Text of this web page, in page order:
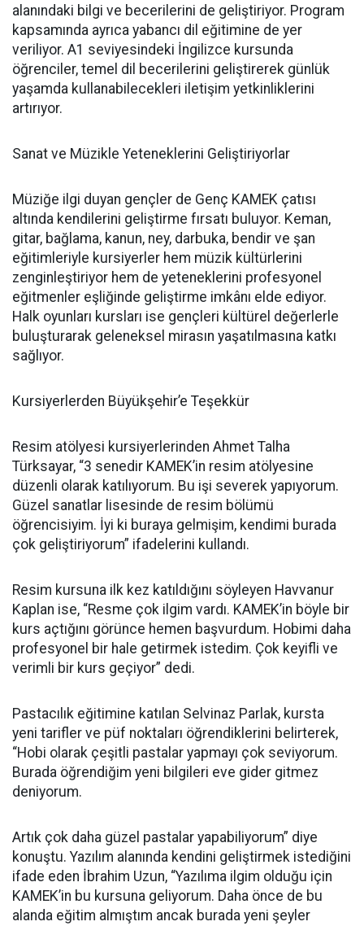
alanındaki bilgi ve becerilerini de geliştiriyor. Program
kapsamında ayrıca yabancı dil eğitimine de yer
veriliyor. A1 seviyesindeki İngilizce kursunda
öğrenciler, temel dil becerilerini geliştirerek günlük
yaşamda kullanabilecekleri iletişim yetkinliklerini
artırıyor.
Sanat ve Müzikle Yeteneklerini Geliştiriyorlar
Müziğe ilgi duyan gençler de Genç KAMEK çatısı
altında kendilerini geliştirme fırsatı buluyor. Keman,
gitar, bağlama, kanun, ney, darbuka, bendir ve şan
eğitimleriyle kursiyerler hem müzik kültürlerini
zenginleştiriyor hem de yeteneklerini profesyonel
eğitmenler eşliğinde geliştirme imkânı elde ediyor.
Halk oyunları kursları ise gençleri kültürel değerlerle
buluşturarak geleneksel mirasın yaşatılmasına katkı
sağlıyor.
Kursiyerlerden Büyükşehir’e Teşekkür
Resim atölyesi kursiyerlerinden Ahmet Talha
Türksayar, “3 senedir KAMEK’in resim atölyesine
düzenli olarak katılıyorum. Bu işi severek yapıyorum.
Güzel sanatlar lisesinde de resim bölümü
öğrencisiyim. İyi ki buraya gelmişim, kendimi burada
çok geliştiriyorum” ifadelerini kullandı.
Resim kursuna ilk kez katıldığını söyleyen Havvanur
Kaplan ise, “Resme çok ilgim vardı. KAMEK’in böyle bir
kurs açtığını görünce hemen başvurdum. Hobimi daha
profesyonel bir hale getirmek istedim. Çok keyifli ve
verimli bir kurs geçiyor” dedi.
Pastacılık eğitimine katılan Selvinaz Parlak, kursta
yeni tarifler ve püf noktaları öğrendiklerini belirterek,
“Hobi olarak çeşitli pastalar yapmayı çok seviyorum.
Burada öğrendiğim yeni bilgileri eve gider gitmez
deniyorum.
Artık çok daha güzel pastalar yapabiliyorum” diye
konuştu. Yazılım alanında kendini geliştirmek istediğini
ifade eden İbrahim Uzun, “Yazılıma ilgim olduğu için
KAMEK’in bu kursuna geliyorum. Daha önce de bu
alanda eğitim almıştım ancak burada yeni şeyler